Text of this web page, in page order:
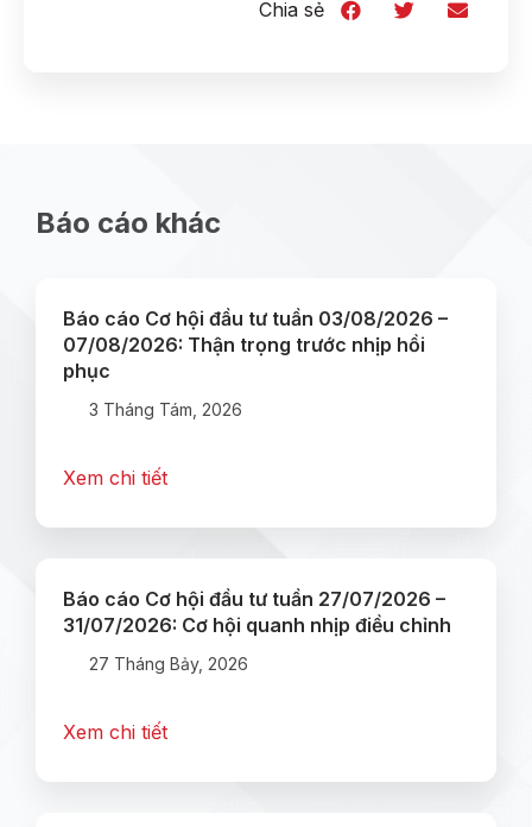
Chia sẻ
Báo cáo khác
Báo cáo Cơ hội đầu tư tuần 03/08/2026 –
07/08/2026: Thận trọng trước nhịp hồi
phục
3 Tháng Tám, 2026
Xem chi tiết
Báo cáo Cơ hội đầu tư tuần 27/07/2026 –
31/07/2026: Cơ hội quanh nhịp điều chỉnh
27 Tháng Bảy, 2026
Xem chi tiết